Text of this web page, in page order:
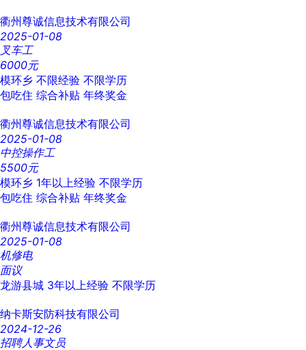
衢州尊诚信息技术有限公司
2025-01-08
叉车工
6000元
模环乡 不限经验 不限学历
包吃住 综合补贴 年终奖金
衢州尊诚信息技术有限公司
2025-01-08
中控操作工
5500元
模环乡 1年以上经验 不限学历
包吃住 综合补贴 年终奖金
衢州尊诚信息技术有限公司
2025-01-08
机修电
面议
龙游县城 3年以上经验 不限学历
纳卡斯安防科技有限公司
2024-12-26
招聘人事文员